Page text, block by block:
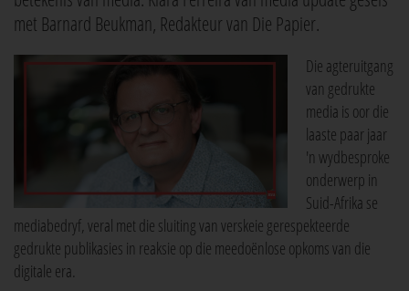
met Barnard Beukman, Redakteur van Die Papier.
Die agteruitgang
van gedrukte
media is oor die
laaste paar jaar
'n wydbesproke
onderwerp in
Suid-Afrika se
mediabedryf, veral met die sluiting van verskeie gerespekteerde
gedrukte publikasies in reaksie op die meedoënlose opkoms van die
digitale era.